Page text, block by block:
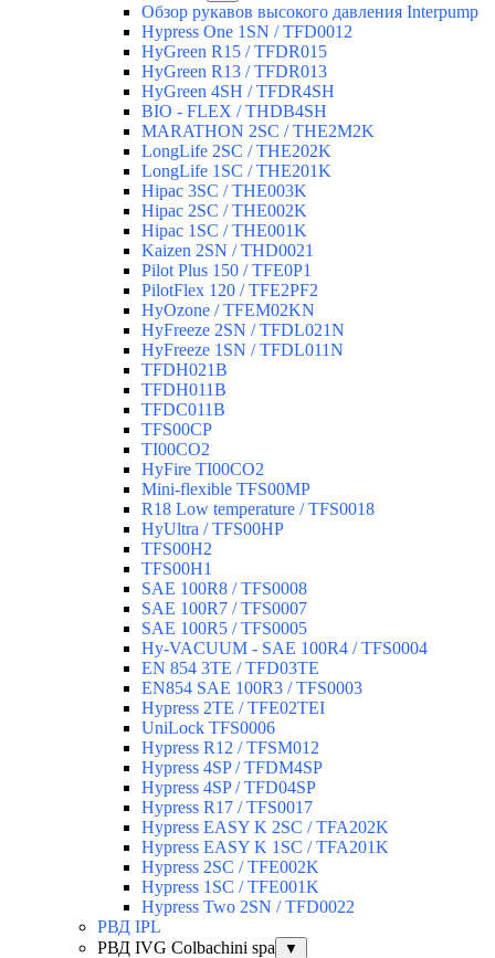
Обзор рукавов высокого давления Interpump
Hypress One 1SN / TFD0012
HyGreen R15 / TFDR015
HyGreen R13 / TFDR013
HyGreen 4SH / TFDR4SH
BIO - FLEX / THDB4SH
MARATHON 2SC / THE2M2K
LongLife 2SC / THE202K
LongLife 1SC / THE201K
Hipac 3SC / THE003K
Hipac 2SC / THE002K
Hipac 1SC / THE001K
Kaizen 2SN / THD0021
Pilot Plus 150 / TFE0P1
PilotFlex 120 / TFE2PF2
HyOzone / TFEM02KN
HyFreeze 2SN / TFDL021N
HyFreeze 1SN / TFDL011N
TFDH021B
TFDH011B
TFDC011B
TFS00CP
TI00CO2
HyFire TI00CO2
Mini-flexible TFS00MP
R18 Low temperature / TFS0018
HyUltra / TFS00HP
TFS00H2
TFS00H1
SAE 100R8 / TFS0008
SAE 100R7 / TFS0007
SAE 100R5 / TFS0005
Hy-VACUUM - SAE 100R4 / TFS0004
EN 854 3TE / TFD03TE
EN854 SAE 100R3 / TFS0003
Hypress 2TE / TFE02TEI
UniLock TFS0006
Hypress R12 / TFSM012
Hypress 4SP / TFDM4SP
Hypress 4SP / TFD04SP
Hypress R17 / TFS0017
Hypress EASY K 2SC / TFA202K
Hypress EASY K 1SC / TFA201K
Hypress 2SC / TFE002K
Hypress 1SC / TFE001K
Hypress Two 2SN / TFD0022
РВД IPL
РВД IVG Colbachini spa
▼